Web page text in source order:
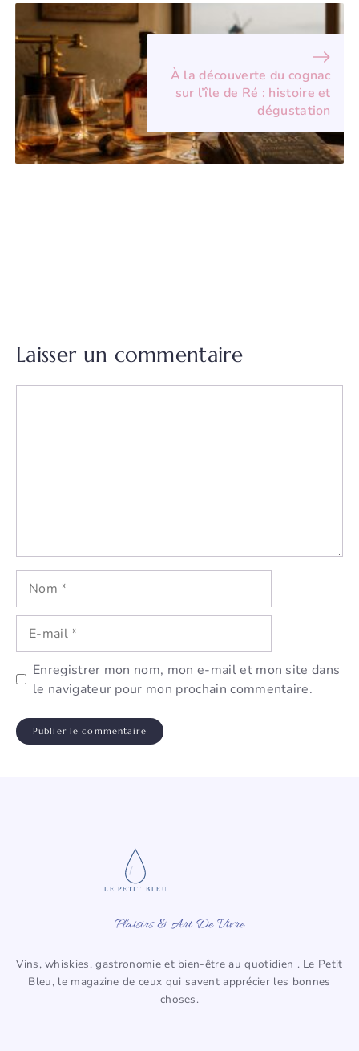
À la découverte du cognac
sur l’île de Ré : histoire et
dégustation
Laisser un commentaire
Nom
mail
Enregistrer mon nom, mon e-mail et mon site dans
le navigateur pour mon prochain commentaire.
LE PETIT BLEU
Plaisirs & Art De Vivre
Vins, whiskies, gastronomie et bien-être au quotidien . Le Petit
Bleu, le magazine de ceux qui savent apprécier les bonnes
choses.